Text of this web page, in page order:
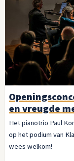
en vreugde
Het pianotrio Paul
op het podium van
wees welkom!